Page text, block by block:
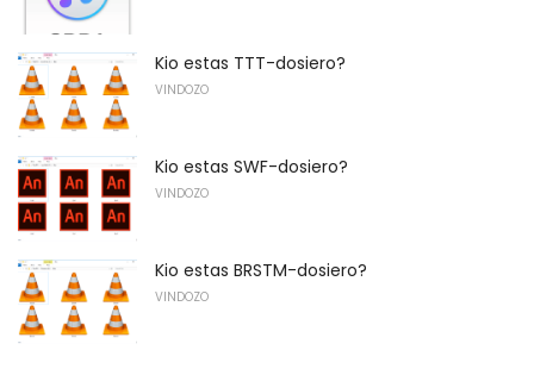
Kio estas TTT-dosiero?
VINDOZO
Kio estas SWF-dosiero?
VINDOZO
Kio estas BRSTM-dosiero?
VINDOZO